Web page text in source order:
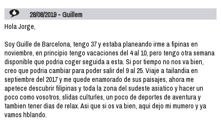
28/08/2019 - Guillem
Hola Jorge,
Soy Guille de Barcelona, tengo 37 y estaba planeando irme a fipinas en
noviembre, en principio tengo vacaciones del 4 al 10, pero tengo otra semana
disponible que podria coger seguida a esta. Si por tiempo no nos va bien,
creo que podria cambiar para poder salir del 9 al 25. Viaje a tailandia en
septiembre del 2017 y me quede enamorado de sus paisajes, ahora me
apetece descubrir filipinas y toda la zona del sudeste asiatico y hacer un
poco como vosotros, slidas culturles, un poco de deportes de aventura y
tambien tener dias de relax. Asi que si os va bien, aqui dejo mi mumero y ya
vamos hblando.